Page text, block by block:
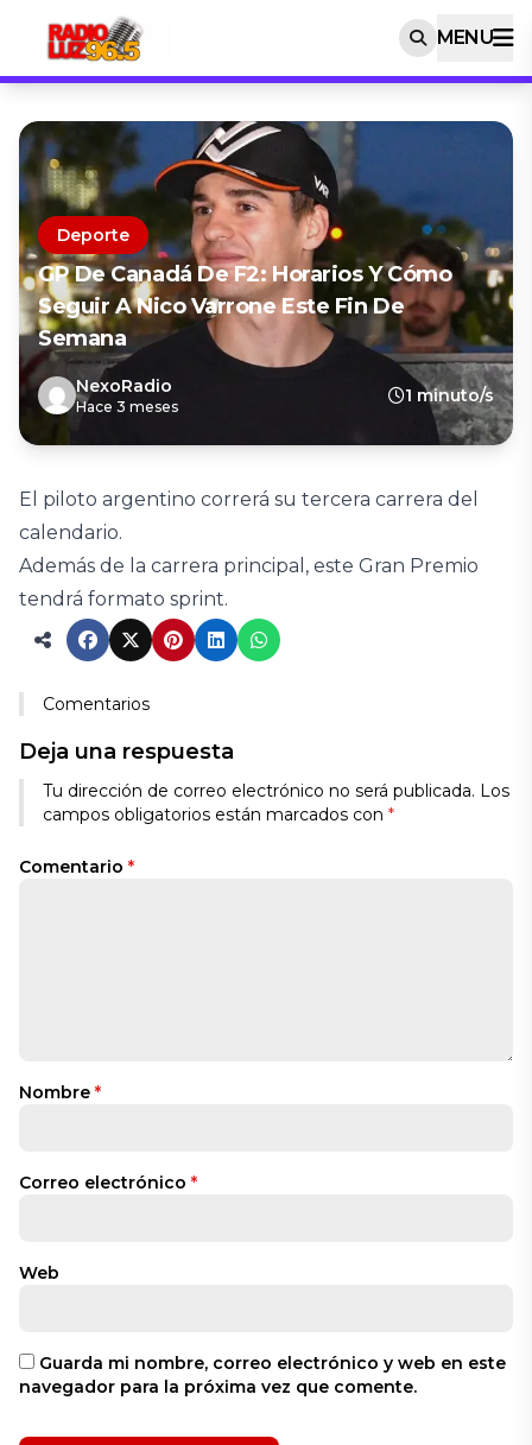
MENU
Deporte
GP De Canadá De F2: Horarios Y Cómo
Seguir A Nico Varrone Este Fin De
Semana
NexoRadio
Hace 3 meses
1 minuto/s
El piloto argentino correrá su tercera carrera del
calendario.
Además de la carrera principal, este Gran Premio
tendrá formato sprint.
Comentarios
Deja una respuesta
Tu dirección de correo electrónico no será publicada. Los
campos obligatorios están marcados con *
Comentario *
Nombre *
Correo electrónico *
Web
Guarda mi nombre, correo electrónico y web en este
navegador para la próxima vez que comente.